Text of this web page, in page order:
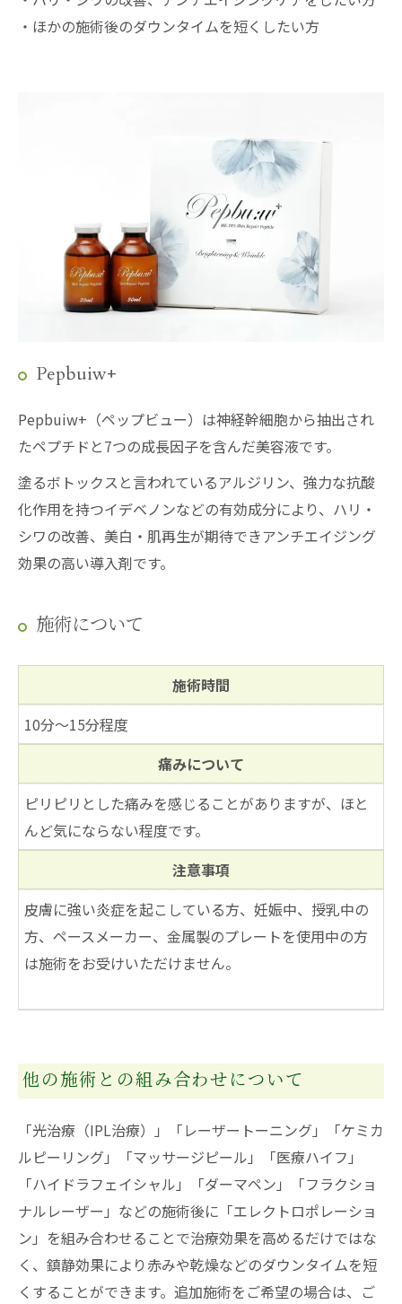
・ほかの施術後のダウンタイムを短くしたい方
Pepbuiw+
Pepbuiw+（ペップビュー）は神経幹細胞から抽出され
たペプチドと7つの成長因子を含んだ美容液です。
塗るボトックスと言われているアルジリン、強力な抗酸
化作用を持つイデベノンなどの有効成分により、ハリ・
シワの改善、美白・肌再生が期待できアンチエイジング
効果の高い導入剤です。
施術について
施術時間
10分～15分程度
痛みについて
ピリピリとした痛みを感じることがありますが、ほと
んど気にならない程度です。
注意事項
皮膚に強い炎症を起こしている方、妊娠中、授乳中の
方、ペースメーカー、金属製のプレートを使用中の方
は施術をお受けいただけません。
他の施術との組み合わせについて
「光治療（IPL治療）」「レーザートーニング」「ケミカ
ルピーリング」「マッサージピール」「医療ハイフ」
「ハイドラフェイシャル」「ダーマペン」「フラクショ
ナルレーザー」などの施術後に「エレクトロポレーショ
ン」を組み合わせることで治療効果を高めるだけではな
く、鎮静効果により赤みや乾燥などのダウンタイムを短
くすることができます。追加施術をご希望の場合は、ご